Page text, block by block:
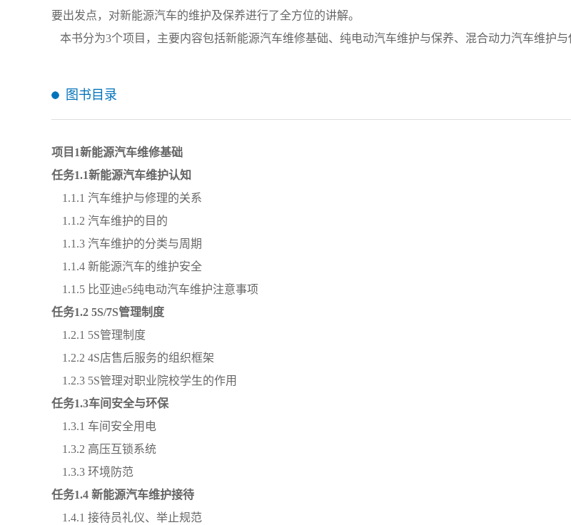
要出发点，对新能源汽车的维护及保养进行了全方位的讲解。
本书分为3个项目，主要内容包括新能源汽车维修基础、纯电动汽车维护与保养、混合动力汽车维护与
图书目录
项目 1新能源汽车维修基础
任务1.1新能源汽车维护认知
1.1.1 汽车维护与修理的关系
1.1.2 汽车维护的目的
1.1.3 汽车维护的分类与周期
1.1.4 新能源汽车的维护安全
1.1.5 比亚迪e5纯电动汽车维护注意事项
任务1.2 5S/7S管理制度
1.2.1 5S管理制度
1.2.2 4S店售后服务的组织框架
1.2.3 5S管理对职业院校学生的作用
任务1.3车间安全与环保
1.3.1 车间安全用电
1.3.2 高压互锁系统
1.3.3 环境防范
任务1.4 新能源汽车维护接待
1.4.1 接待员礼仪、举止规范